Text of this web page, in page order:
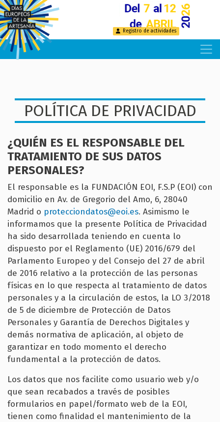
Pasar
contenido
Registro de actividades
POLÍTICA DE PRIVACIDAD
¿QUIÉN ES EL RESPONSABLE DEL
TRATAMIENTO DE SUS DATOS
PERSONALES?
El responsable es la FUNDACIÓN EOI, F.S.P (EOI) con
domicilio en Av. de Gregorio del Amo, 6, 28040
Madrid o protecciondatos@eoi.es. Asimismo le
informamos que la presente Política de Privacidad
ha sido desarrollada teniendo en cuenta lo
dispuesto por el Reglamento (UE) 2016/679 del
Parlamento Europeo y del Consejo del 27 de abril
de 2016 relativo a la protección de las personas
físicas en lo que respecta al tratamiento de datos
personales y a la circulación de estos, la LO 3/2018
de 5 de diciembre de Protección de Datos
Personales y Garantía de Derechos Digitales y
demás normativa de aplicación, al objeto de
garantizar en todo momento el derecho
fundamental a la protección de datos.
Los datos que nos facilite como usuario web y/o
que sean recabados a través de posibles
formularios en papel/formato web de la EOI,
tienen como finalidad el mantenimiento de la